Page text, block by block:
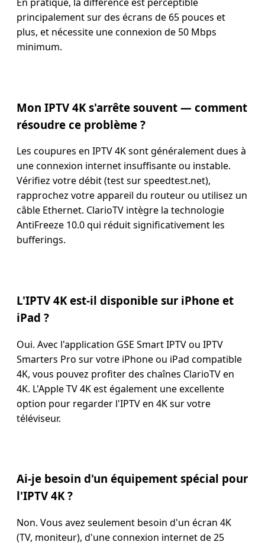
principalement sur des écrans de 65 pouces et
plus, et nécessite une connexion de 50 Mbps
minimum.
Mon IPTV 4K s'arrête souvent — comment
résoudre ce problème ?
Les coupures en IPTV 4K sont généralement dues à
une connexion internet insuffisante ou instable.
Vérifiez votre débit (test sur speedtest.net),
rapprochez votre appareil du routeur ou utilisez un
câble Ethernet. ClarioTV intègre la technologie
AntiFreeze 10.0 qui réduit significativement les
bufferings.
L'IPTV 4K est-il disponible sur iPhone et
iPad ?
Oui. Avec l'application GSE Smart IPTV ou IPTV
Smarters Pro sur votre iPhone ou iPad compatible
4K, vous pouvez profiter des chaînes ClarioTV en
4K. L'Apple TV 4K est également une excellente
option pour regarder l'IPTV en 4K sur votre
téléviseur.
Ai-je besoin d'un équipement spécial pour
l'IPTV 4K ?
Non. Vous avez seulement besoin d'un écran 4K
(TV, moniteur), d'une connexion internet de 25